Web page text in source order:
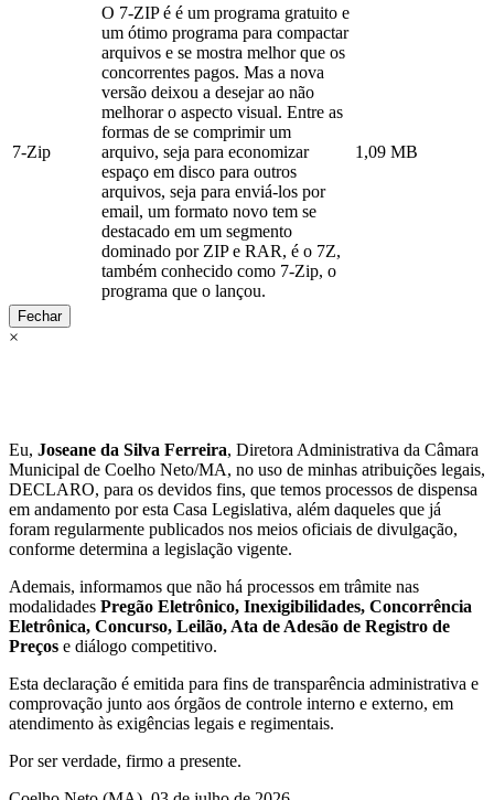
7-Zip
O 7-ZIP é é um programa gratuito e
um ótimo programa para compactar
arquivos e se mostra melhor que os
concorrentes pagos. Mas a nova
versão deixou a desejar ao não
melhorar o aspecto visual. Entre as
formas de se comprimir um
arquivo, seja para economizar
espaço em disco para outros
arquivos, seja para enviá-los por
email, um formato novo tem se
destacado em um segmento
dominado por ZIP e RAR, é o 7Z,
também conhecido como 7-Zip, o
programa que o lançou.
1,09 MB
Fechar
×
Eu, Joseane da Silva Ferreira, Diretora Administrativa da Câmara
Municipal de Coelho Neto/MA, no uso de minhas atribuições legais,
DECLARO, para os devidos fins, que temos processos de dispensa
em andamento por esta Casa Legislativa, além daqueles que já
foram regularmente publicados nos meios oficiais de divulgação,
conforme determina a legislação vigente.
Ademais, informamos que não há processos em trâmite nas
modalidades Pregão Eletrônico, Inexigibilidades, Concorrência
Eletrônica, Concurso, Leilão, Ata de Adesão de Registro de
Preços e diálogo competitivo.
Esta declaração é emitida para fins de transparência administrativa e
comprovação junto aos órgãos de controle interno e externo, em
atendimento às exigências legais e regimentais.
Por ser verdade, firmo a presente.